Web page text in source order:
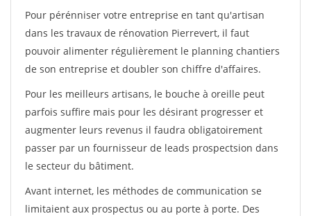
Pour pérénniser votre entreprise en tant qu'artisan
dans les travaux de rénovation Pierrevert, il faut
pouvoir alimenter régulièrement le planning chantiers
de son entreprise et doubler son chiffre d'affaires.
Pour les meilleurs artisans, le bouche à oreille peut
parfois suffire mais pour les désirant progresser et
augmenter leurs revenus il faudra obligatoirement
passer par un fournisseur de leads prospectsion dans
le secteur du bâtiment.
Avant internet, les méthodes de communication se
limitaient aux prospectus ou au porte à porte. Des